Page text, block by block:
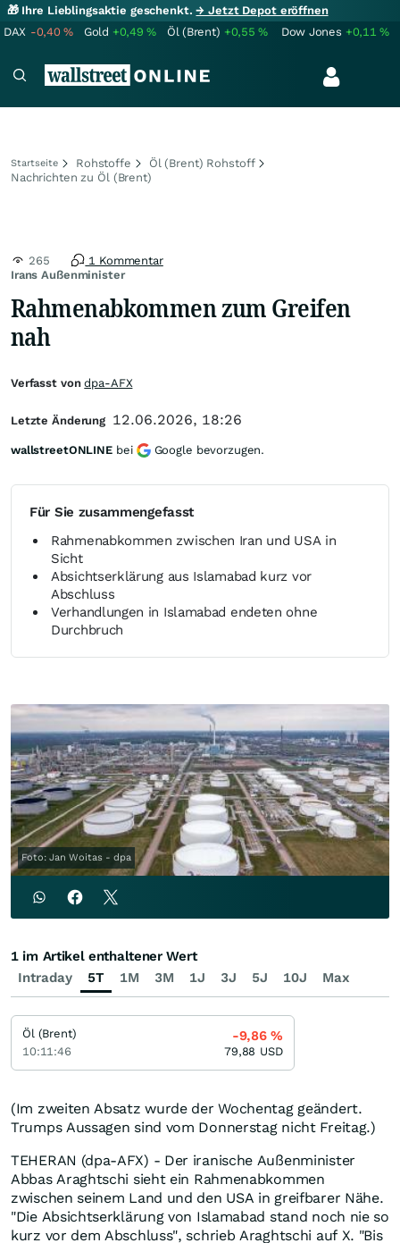
🎁 Ihre Lieblingsaktie geschenkt.→ Jetzt Depot eröffnen
DAX -0,40% Gold +0,49% Öl (Brent) +0,55% Dow Jones +0,11%
Startseite Rohstoffe
Öl (Brent) Rohstoff
Nachrichten zu Öl (Brent)
Irans Außenminister
265 1 Kommentar
Rahmenabkommen zum Greifen
nah
Für Sie zusammengefasst
Rahmenabkommen zwischen Iran und USA in
Sicht
Absichtserklärung aus Islamabad kurz vor
Abschluss
Verhandlungen in Islamabad endeten ohne
Durchbruch
Foto: Jan Woitas - dpa
(Im zweiten Absatz wurde der Wochentag geändert.
Trumps Aussagen sind vom Donnerstag nicht Freitag.)
TEHERAN (dpa-AFX) - Der iranische Außenminister
Abbas Araghtschi sieht ein Rahmenabkommen
zwischen seinem Land und den USA in greifbarer Nähe.
"Die Absichtserklärung von Islamabad stand noch nie so
kurz vor dem Abschluss", schrieb Araghtschi auf X. "Bis
Verfasst vondpa-AFX
Letzte Änderung 12.06.2026, 18:26
wallstreetONLINE bei Google bevorzugen.
Intraday 5T 1M 3M 1J 3J 5J 10J Max
1 im Artikel enthaltener Wert
Öl (Brent)
10:11:46
-9,86%
79,88 USD